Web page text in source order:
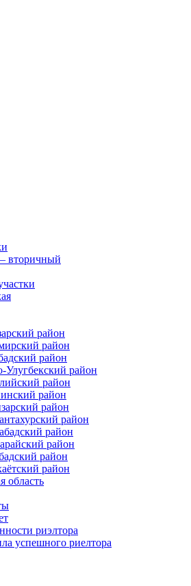
вторичный
район
район
район
Улугбекский район
район
район
район
район
район
район
район
район
область
риэлтора
успешного риелтора